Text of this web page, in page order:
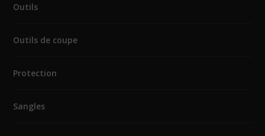
Outils
Outils de coupe
Protection
Sangles